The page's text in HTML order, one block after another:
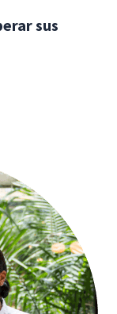
sus